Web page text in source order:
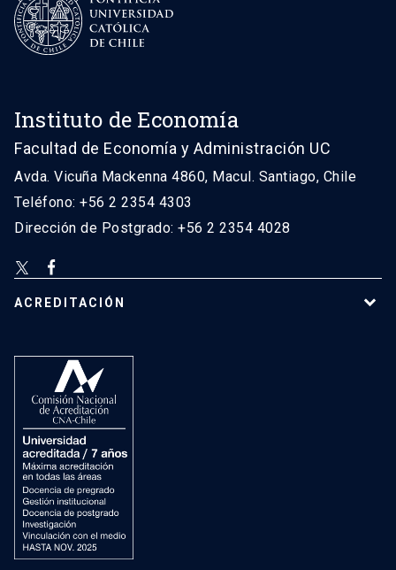
Instituto de Economía
Facultad de Economía y Administración UC
Avda. Vicuña Mackenna 4860, Macul. Santiago, Chile
Teléfono: +56 2 2354 4303
Dirección de Postgrado: +56 2 2354 4028
ACREDITACIÓN